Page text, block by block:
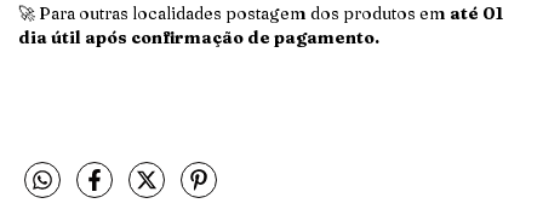
🚀 Para outras localidades postagem dos produtos em até 01
dia útil após confirmação de pagamento.